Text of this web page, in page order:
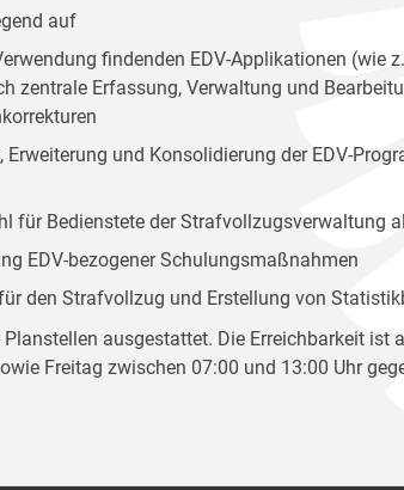
auf
findenden EDV-Applikationen (wie
zentrale Erfassung, Verwaltung und
und Konsolidierung der EDV-
für Bedienstete der Strafvollzugsverwaltung
EDV-bezogener Schulungsmaßnahmen
den Strafvollzug und Erstellung von
ausgestattet. Die Erreichbarkeit ist
Freitag zwischen 07:00 und 13:00 Uhr